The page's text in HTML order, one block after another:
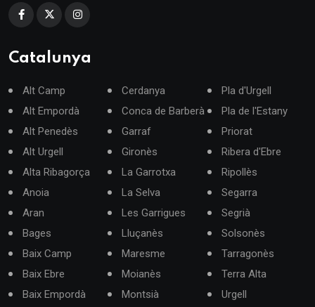
Catalunya
Alt Camp
Alt Empordà
Alt Penedès
Alt Urgell
Alta Ribagorça
Anoia
Aran
Bages
Baix Camp
Baix Ebre
Baix Empordà
Cerdanya
Conca de Barberà
Garraf
Gironès
La Garrotxa
La Selva
Les Garrigues
Lluçanès
Maresme
Moianès
Montsià
Pla d'Urgell
Pla de l'Estany
Priorat
Ribera d'Ebre
Ripollès
Segarra
Segrià
Solsonès
Tarragonès
Terra Alta
Urgell